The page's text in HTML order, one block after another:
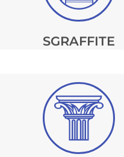
SGRAFFITE